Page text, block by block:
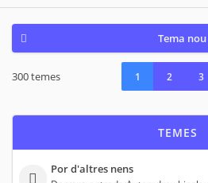
Tema nou
300 temes 1 2 3
TEMES
Por d'altres nens